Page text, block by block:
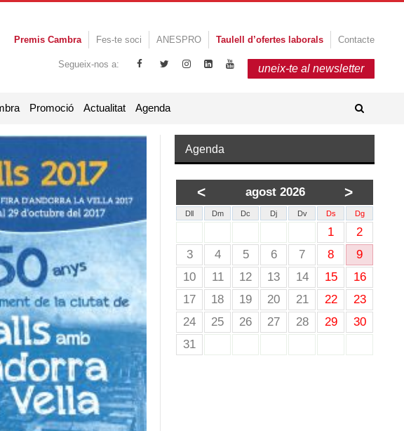
Premis Cambra Fes-te soci ANESPRO Taulell d’ofertes laborals Contacte
Segueix-nos a: uneix-te al newsletter
Promoció Actualitat Agenda
Agenda
< agost 2026 >
Dll Dm Dc Dj Dv Ds Dg
1
2
3
4 5 6 7 8
9
10
11 12 13 14 15
16
17
18 19 20 21 22
23
24
25 26 27 28 29
30
31